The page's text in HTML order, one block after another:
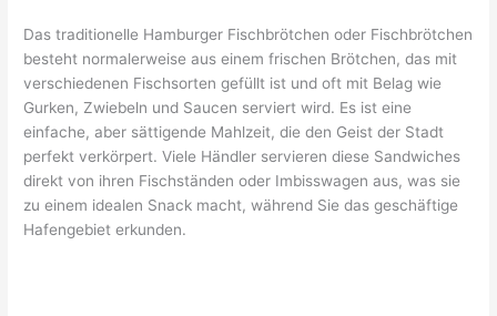
Das traditionelle Hamburger Fischbrötchen oder Fischbrötchen
besteht normalerweise aus einem frischen Brötchen, das mit
verschiedenen Fischsorten gefüllt ist und oft mit Belag wie
Gurken, Zwiebeln und Saucen serviert wird. Es ist eine
einfache, aber sättigende Mahlzeit, die den Geist der Stadt
perfekt verkörpert. Viele Händler servieren diese Sandwiches
direkt von ihren Fischständen oder Imbisswagen aus, was sie
zu einem idealen Snack macht, während Sie das geschäftige
Hafengebiet erkunden.